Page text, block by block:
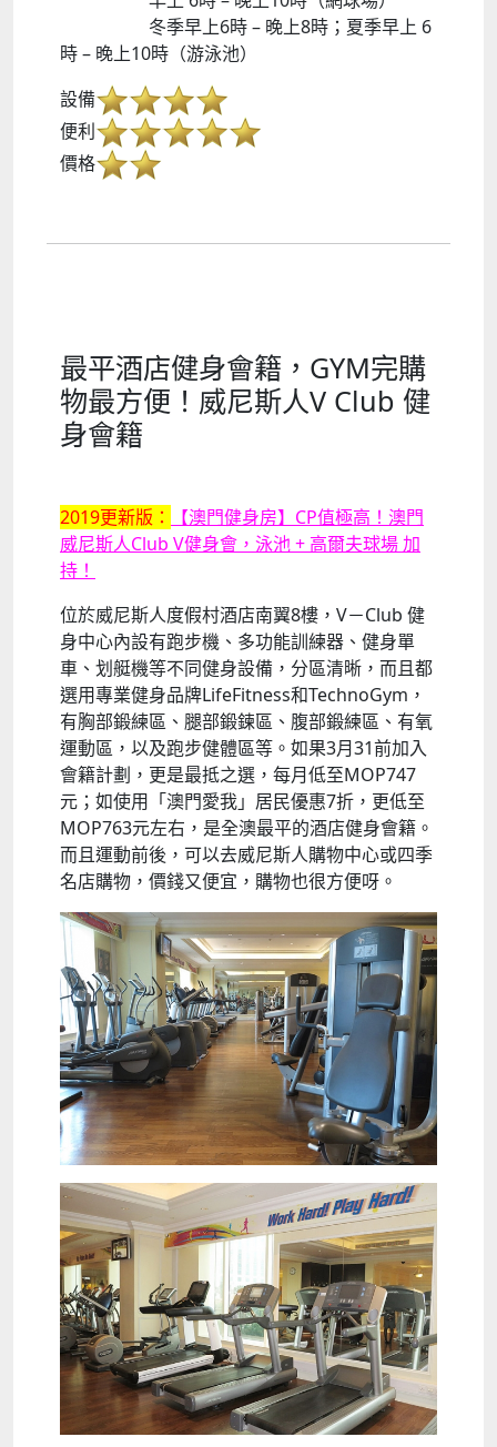
冬季早上6時 – 晚上8時；夏季早上 6
時 – 晚上10時（游泳池）
設備
便利
價格
最平酒店健身會籍，GYM完購
物最方便！威尼斯人V Club 健
身會籍
2019更新版：
【澳門健身房】CP值極高！澳門
威尼斯人Club V健身會，泳池 + 高爾夫球場 加
持！
位於威尼斯人度假村酒店南翼8樓，V－Club 健
身中心內設有跑步機、多功能訓練器、健身單
車、划艇機等不同健身設備，分區清晰，而且都
選用專業健身品牌LifeFitness和TechnoGym，
有胸部鍛練區、腿部鍛鍊區、腹部鍛練區、有氧
運動區，以及跑步健體區等。如果3月31前加入
會籍計劃，更是最抵之選，每月低至MOP747
元；如使用「澳門愛我」居民優惠7折，更低至
MOP763元左右，是全澳最平的酒店健身會籍。
而且運動前後，可以去威尼斯人購物中心或四季
名店購物，價錢又便宜，購物也很方便呀。